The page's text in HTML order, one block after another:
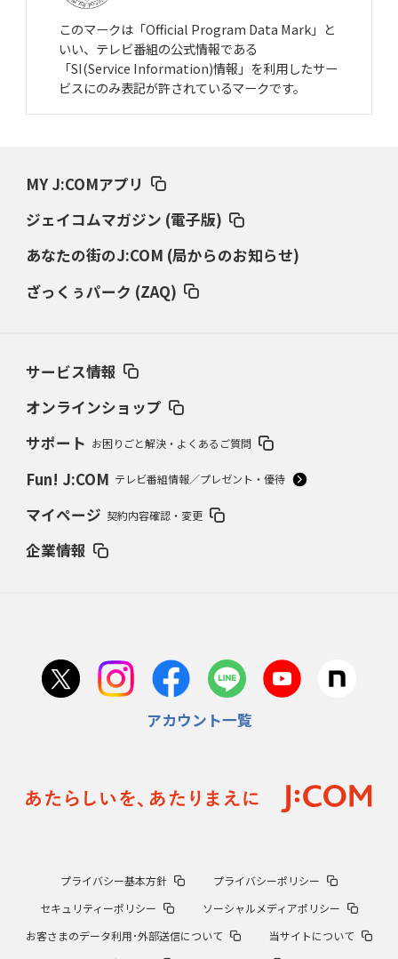
このマークは「Official Program Data Mark」と
いい、テレビ番組の公式情報である
「SI(Service Information)情報」を利用したサー
ビスにのみ表記が許されているマークです。
MY J:COMアプリ
ジェイコムマガジン (電子版)
あなたの街のJ:COM (局からのお知らせ)
ざっくぅパーク (ZAQ)
サービス情報
オンラインショップ
サポート お困りごと解決・よくあるご質問
Fun! J:COM テレビ番組情報／プレゼント・優待
マイページ 契約内容確認・変更
企業情報
アカウント一覧
プライバシー基本方針
プライバシーポリシー
セキュリティーポリシー
ソーシャルメディアポリシー
お客さまのデータ利用･外部送信について
当サイトについて